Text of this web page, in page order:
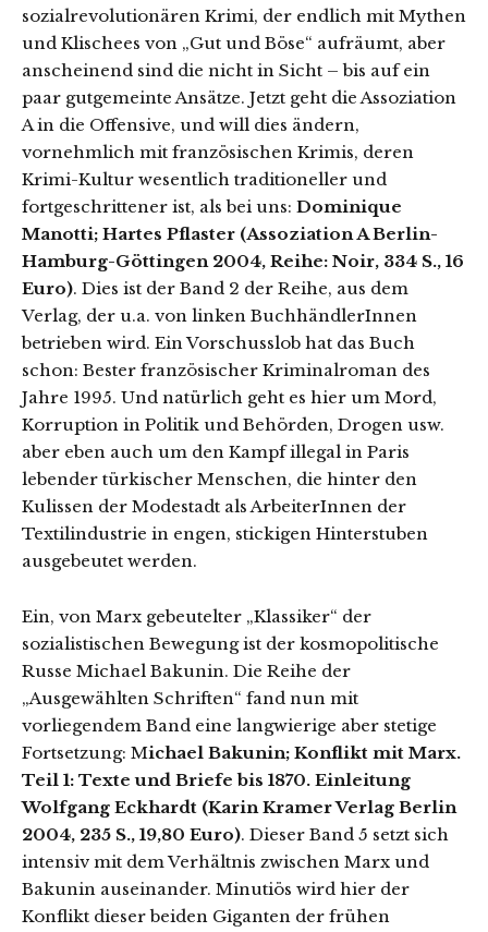
sozialrevolutionären Krimi, der endlich mit Mythen
und Klischees von „Gut und Böse“ aufräumt, aber
anscheinend sind die nicht in Sicht – bis auf ein
paar gutgemeinte Ansätze. Jetzt geht die Assoziation
A in die Offensive, und will dies ändern,
vornehmlich mit französischen Krimis, deren
Krimi-Kultur wesentlich traditioneller und
fortgeschrittener ist, als bei uns: Dominique
Manotti; Hartes Pflaster (Assoziation A Berlin-
Hamburg-Göttingen 2004, Reihe: Noir, 334 S., 16
Euro). Dies ist der Band 2 der Reihe, aus dem
Verlag, der u.a. von linken BuchhändlerInnen
betrieben wird. Ein Vorschusslob hat das Buch
schon: Bester französischer Kriminalroman des
Jahre 1995. Und natürlich geht es hier um Mord,
Korruption in Politik und Behörden, Drogen usw.
aber eben auch um den Kampf illegal in Paris
lebender türkischer Menschen, die hinter den
Kulissen der Modestadt als ArbeiterInnen der
Textilindustrie in engen, stickigen Hinterstuben
ausgebeutet werden.
Ein, von Marx gebeutelter „Klassiker“ der
sozialistischen Bewegung ist der kosmopolitische
Russe Michael Bakunin. Die Reihe der
„Ausgewählten Schriften“ fand nun mit
vorliegendem Band eine langwierige aber stetige
Fortsetzung: Michael Bakunin; Konflikt mit Marx.
Teil 1: Texte und Briefe bis 1870. Einleitung
Wolfgang Eckhardt (Karin Kramer Verlag Berlin
2004, 235 S., 19,80 Euro). Dieser Band 5 setzt sich
intensiv mit dem Verhältnis zwischen Marx und
Bakunin auseinander. Minutiös wird hier der
Konflikt dieser beiden Giganten der frühen